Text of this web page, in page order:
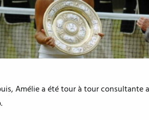
Amélie a été tour à tour consultante